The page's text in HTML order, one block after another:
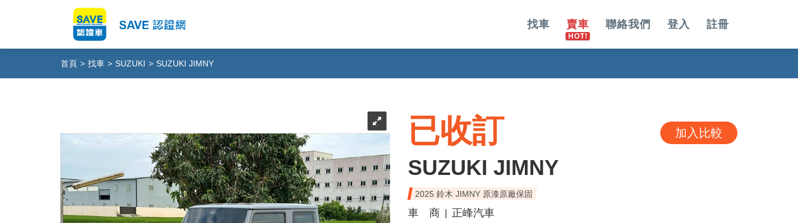
找車 賣車 聯絡我們 登入 註冊
首頁 > 找車 > SUZUKI > SUZUKI JIMNY
已收訂 加入比較
SUZUKI JIMNY
2025 鈴木 JIMNY 原漆原廠保固
車 商
正峰汽車